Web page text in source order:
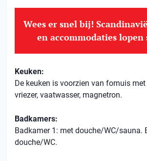
Wees er snel bij!
en accommodaties lopen
Keuken:
De keuken is voorzien van fornuis
vriezer, vaatwasser, magnetron.
Badkamers:
Badkamer 1: met douche/WC/sauna.
douche/WC.